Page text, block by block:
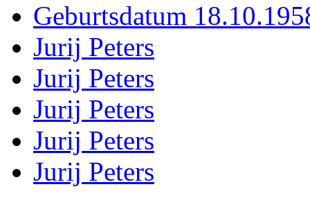
Geburtsdatum
Jurij Peters
Jurij Peters
Jurij Peters
Jurij Peters
Jurij Peters